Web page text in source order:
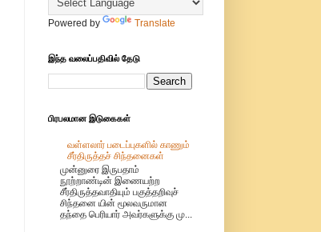
Powered by Translate
இந்த வலைப்பதிவில் தேடு
பிரபலமான இடுகைகள்
வள்ளலார் படைப்புகளில் காணும்
சீர்திருத்தச் சிந்தனைகள்
முன்னுரை இருபதாம்
நூற்றாண்டின் இணையற்ற
சீர்திருத்தவாதியும் பகுத்தறிவுச்
சிந்தனை யின் மூலவருமான
தந்தை பெரியார் அவர்களுக்கு மு...